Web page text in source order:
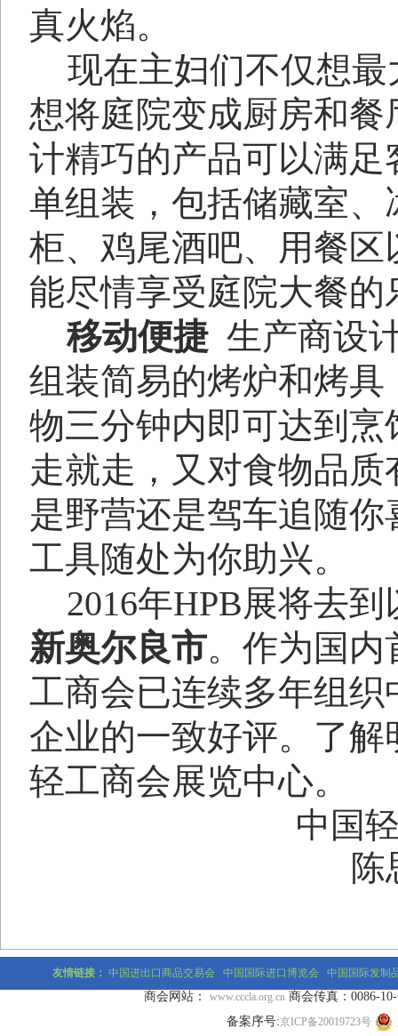
真火焰。
现在主妇们不仅想
想将庭院变成厨房和
计精巧的产品可以满足
单组装，包括储藏室
柜、鸡尾酒吧、用餐
能尽情享受庭院大餐的
移动便捷 生产商设
组装简易的烤炉和烤
物三分钟内即可达到
走就走，又对食物品
是野营还是驾车追随
工具随处为你助兴。
2016年HPB展将去到
新奥尔良市。作为国
工商会已连续多年组织
企业的一致好评。了
轻工商会展览中心。
中国
陈
友情链接： 中国进出口商品交易会 中国国际进口博览会 中国国际发制
商会网站： www.cccla.org.cn 商会传真：0086-10-
备案序号:京ICP备20019723号